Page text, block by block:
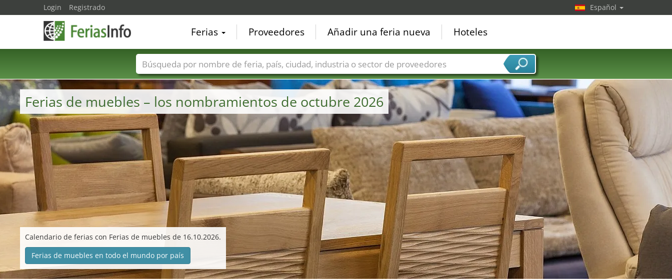
Ferias de muebles – los nombramientos de octubre 2026
Calendario de ferias con Ferias de muebles de 16.10.2026.
Ferias de muebles en todo el mundo por país
Login Registrado Español
Ferias Proveedores Añadir una feria nueva Hoteles
Nombres de ferias Países Ciudades Sectores de ferias Sectores de proveedor de servicios